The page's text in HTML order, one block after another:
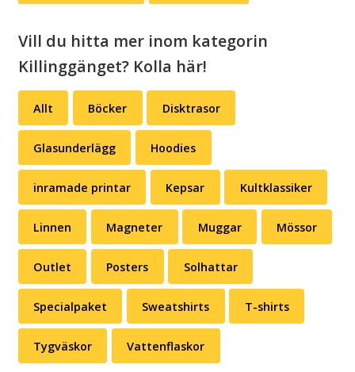
Vill du hitta mer inom kategorin
Killinggänget? Kolla här!
Allt Böcker Disktrasor
Glasunderlägg Hoodies
inramade printar Kepsar Kultklassiker
Linnen Magneter Muggar Mössor
Outlet Posters Solhattar
Specialpaket Sweatshirts T-shirts
Tygväskor Vattenflaskor